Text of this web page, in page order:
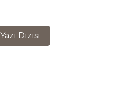
Yazı Dizisi